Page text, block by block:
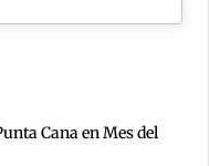
Cana en Mes del